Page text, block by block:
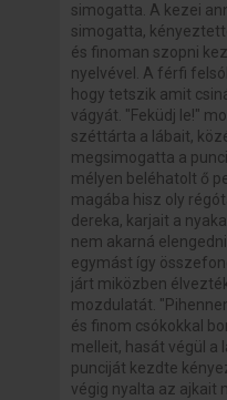
simogatta. A kezei
simogatta,
és finoman szopni
nyelvével. A férfi
hogy tetszik amit
vágyát. "Feküdj le!"
széttárta a lábait,
megsimogatta a
mélyen beléhatolt ő
magába hisz oly
dereka, karjait a
nem akarná
egymást így
járt miközben
mozdulatát.
és finom csókokkal
melleit, hasát végül a
punciját kezdte
végig nyalta az ajkait